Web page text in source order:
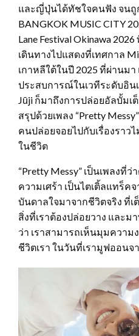
และญี่ปุ่นได้ทัชใจคนฟัง จนถู
BANGKOK MUSIC CITY
Lane Festival Okinawa
เดินทางไปแสดงที่เทศกาล
เกาหลีใต้ในปี 2025 ที่ผ่านม
ประสบการณ์ในเวทีระดับอิน
Jūji ก็มาถึงการปล่อยอัลบั้มเ
สรุปด้วยเพลง “Pretty
คนปล่อยจอยไปกับเรื่องรา
ในชีวิต
“Pretty Messy” เป็นเพลงที่
ความเศร้า เป็นไตเติ้ลแทร็ค
บันดาลใจมาจากชีวิตจริง ที่
สิ่งที่เราต้องปล่อยวาง และ
ว่า เราสามารถเห็นมุมควา
ชีวิตเรา ในวันที่เรามูฟออน